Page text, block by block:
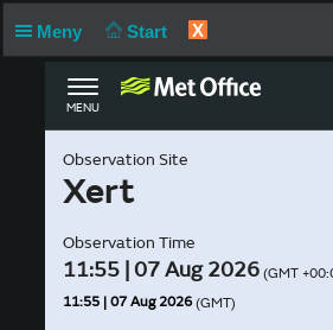
Meny Start X